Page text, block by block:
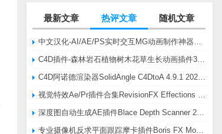
最新文章 热评文章 随机文章